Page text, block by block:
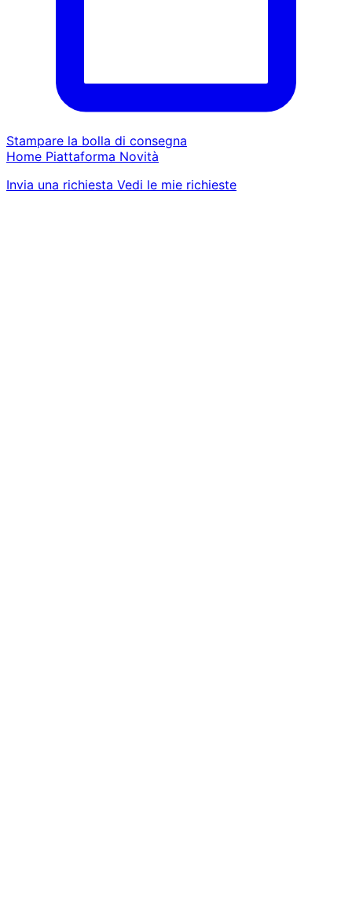
Stampare la bolla di consegna
Home Piattaforma Novità
Invia una richiesta Vedi le mie richieste